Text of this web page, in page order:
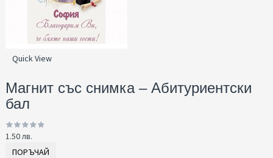
Quick View
Магнит със снимка – Абитуриентски
бал
1.50 лв.
ПОРЪЧАЙ